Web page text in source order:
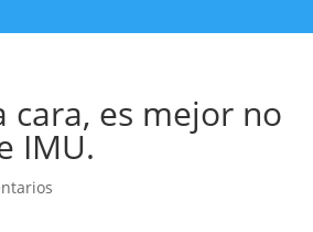
cara, es mejor no
IMU.